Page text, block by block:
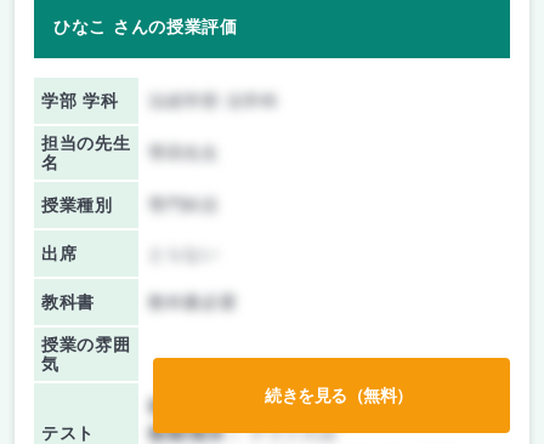
ひなこ さんの授業評価
学部 学科 法経学部 法学科
担当の先生
名
授業種別
出席
教科書 教科書必要
授業の雰囲
気
テスト
前期/中間：
テストのみ
後期/期末：テストのみ
続きを見る（無料）